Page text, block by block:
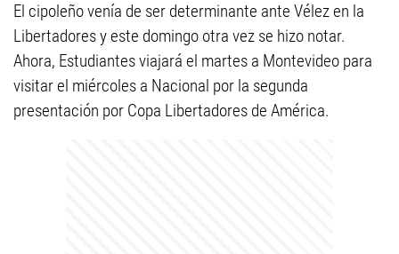
El cipoleño venía de ser determinante ante Vélez en la
Libertadores y este domingo otra vez se hizo notar.
Ahora, Estudiantes viajará el martes a Montevideo para
visitar el miércoles a Nacional por la segunda
presentación por Copa Libertadores de América.